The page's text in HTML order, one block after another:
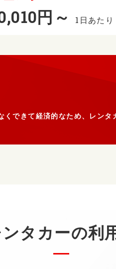
円～ 1日あたり
できて経済的なため、レンタ
タカーの利